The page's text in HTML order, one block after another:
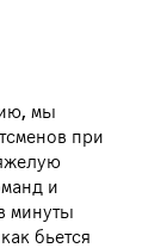
мы
при
и
минуты
бьется